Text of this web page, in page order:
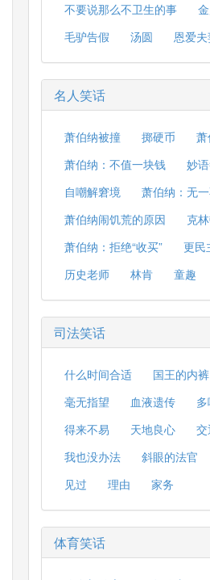
不要说那么不卫生的事
毛驴告假
汤圆 恩爱
名人笑话
萧伯纳被撞 掷硬币
萧伯纳：不值一块钱
妙
自嘲解窘境
萧伯纳：无
萧伯纳闹饥荒的原因
克
萧伯纳：拒绝“收买”
更民
历史老师
林肯 童趣
司法笑话
什么时间合适 国王的内裤
毫无指望
血液遗传
得来不易
天地良心
我也没办法
斜眼的法官
见过
理由 家务
体育笑话